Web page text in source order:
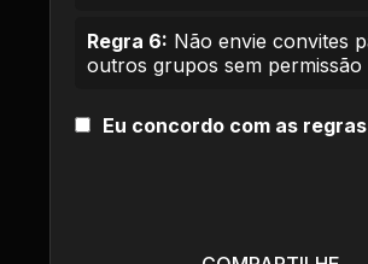
Regra 6: Não envie convites
outros grupos sem permissão
Eu concordo com as